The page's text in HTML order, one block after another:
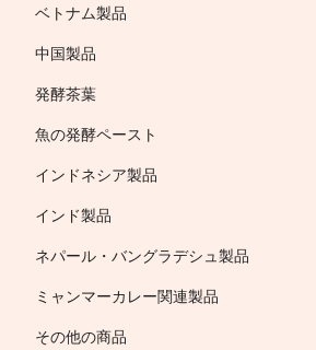
ベトナム製品
中国製品
発酵茶葉
魚の発酵ペースト
インドネシア製品
インド製品
ネパール・バングラデシュ製品
ミャンマーカレー関連製品
その他の商品